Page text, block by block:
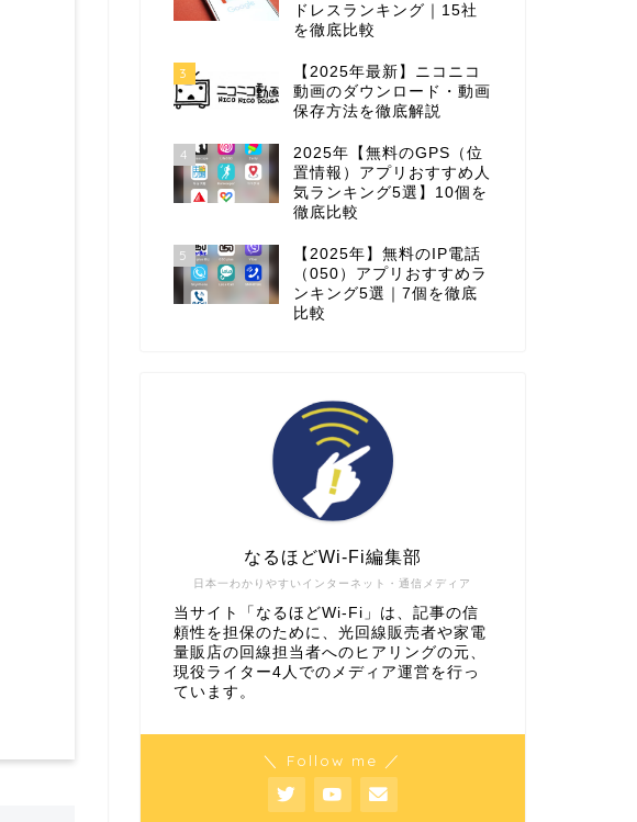
ドレスランキング｜15社
を徹底比較
3
【2025年最新】ニコニコ
動画のダウンロード・動画
保存方法を徹底解説
4
2025年【無料のGPS（位
置情報）アプリおすすめ人
気ランキング5選】10個を
徹底比較
5
【2025年】無料のIP電話
（050）アプリおすすめラ
ンキング5選｜7個を徹底
比較
日本一わかりやすいインターネット・通信メディア
なるほどWi-Fi編集部
当サイト「なるほどWi-Fi」は、記事の信
頼性を担保のために、光回線販売者や家電
量販店の回線担当者へのヒアリングの元、
現役ライター4人でのメディア運営を行っ
ています。
＼ Follow me ／